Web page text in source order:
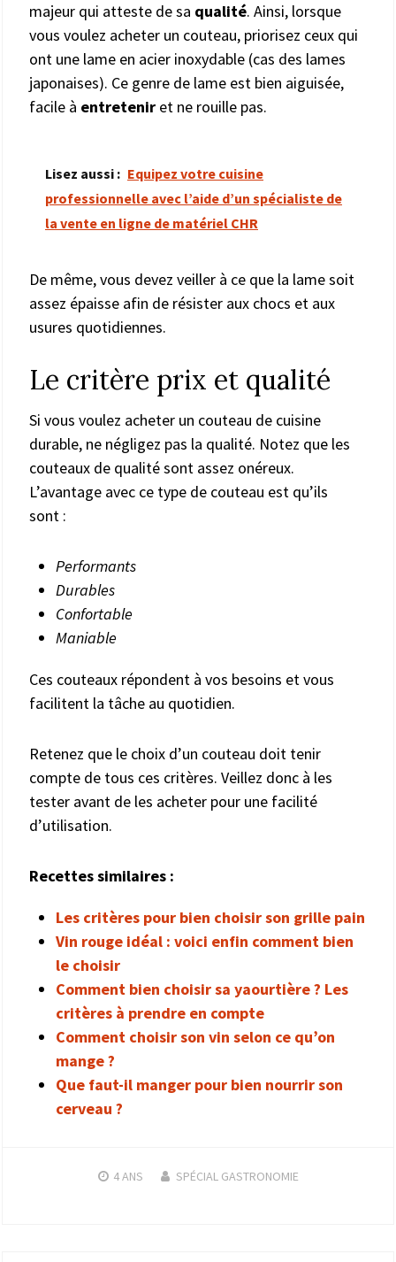
majeur qui atteste de sa qualité. Ainsi, lorsque
vous voulez acheter un couteau, priorisez ceux qui
ont une lame en acier inoxydable (cas des lames
japonaises). Ce genre de lame est bien aiguisée,
facile à entretenir et ne rouille pas.
Lisez aussi : Equipez votre cuisine
professionnelle avec l’aide d’un spécialiste de
la vente en ligne de matériel CHR
De même, vous devez veiller à ce que la lame soit
assez épaisse afin de résister aux chocs et aux
usures quotidiennes.
Le critère prix et qualité
Si vous voulez acheter un couteau de cuisine
durable, ne négligez pas la qualité. Notez que les
couteaux de qualité sont assez onéreux.
L’avantage avec ce type de couteau est qu’ils
sont :
Performants
Durables
Confortable
Maniable
Ces couteaux répondent à vos besoins et vous
facilitent la tâche au quotidien.
Retenez que le choix d’un couteau doit tenir
compte de tous ces critères. Veillez donc à les
tester avant de les acheter pour une facilité
d’utilisation.
Recettes similaires :
Les critères pour bien choisir son grille pain
Vin rouge idéal : voici enfin comment bien
le choisir
Comment bien choisir sa yaourtière ? Les
critères à prendre en compte
Comment choisir son vin selon ce qu’on
mange ?
Que faut-il manger pour bien nourrir son
cerveau ?
4 ANS SPÉCIAL GASTRONOMIE